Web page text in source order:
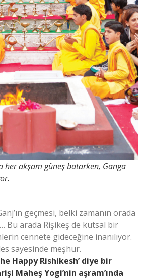
her akşam güneş batarken, Ganga
geçmesi, belki zamanın orada
Bu arada Rişikeş de kutsal bir
cennete gideceğine inanılıyor.
sayesinde meşhur.
Happy Rishikesh’ diye bir
Maheş Yogi’nin aşram’ında